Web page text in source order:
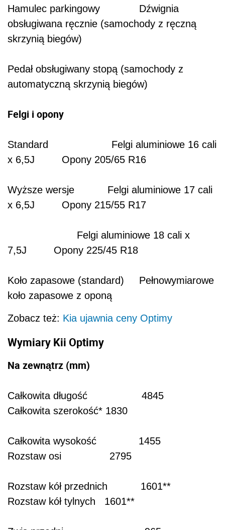
Hamulec parkingowy Dźwignia
obsługiwana ręcznie (samochody z ręczną
skrzynią biegów)
Pedał obsługiwany stopą (samochody z
automatyczną skrzynią biegów)
Felgi i opony
Standard Felgi aluminiowe 16 cali
x 6,5J Opony 205/65 R16
Wyższe wersje Felgi aluminiowe 17 cali
x 6,5J Opony 215/55 R17
Felgi aluminiowe 18 cali x
7,5J Opony 225/45 R18
Koło zapasowe (standard) Pełnowymiarowe
koło zapasowe z oponą
Zobacz też: Kia ujawnia ceny Optimy
Wymiary Kii Optimy
Na zewnątrz (mm)
Całkowita długość 4845
Całkowita szerokość* 1830
Całkowita wysokość 1455
Rozstaw osi 2795
Rozstaw kół przednich 1601**
Rozstaw kół tylnych 1601**